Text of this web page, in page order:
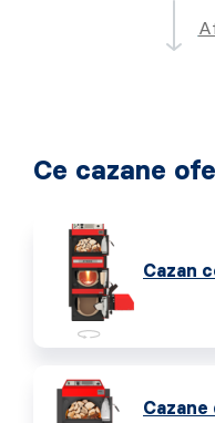
Ce cazane
Cazan